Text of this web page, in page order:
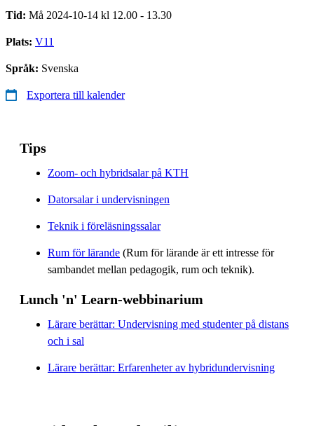
Tid: Må 2024-10-14 kl 12.00 - 13.30
Plats: V11
Språk: Svenska
Exportera till kalender
Tips
Zoom- och hybridsalar på KTH
Datorsalar i undervisningen
Teknik i föreläsningssalar
Rum för lärande (Rum för lärande är ett intresse för
sambandet mellan pedagogik, rum och teknik).
Lunch 'n' Learn-webbinarium
Lärare berättar: Undervisning med studenter på distans
och i sal
Lärare berättar: Erfarenheter av hybridundervisning